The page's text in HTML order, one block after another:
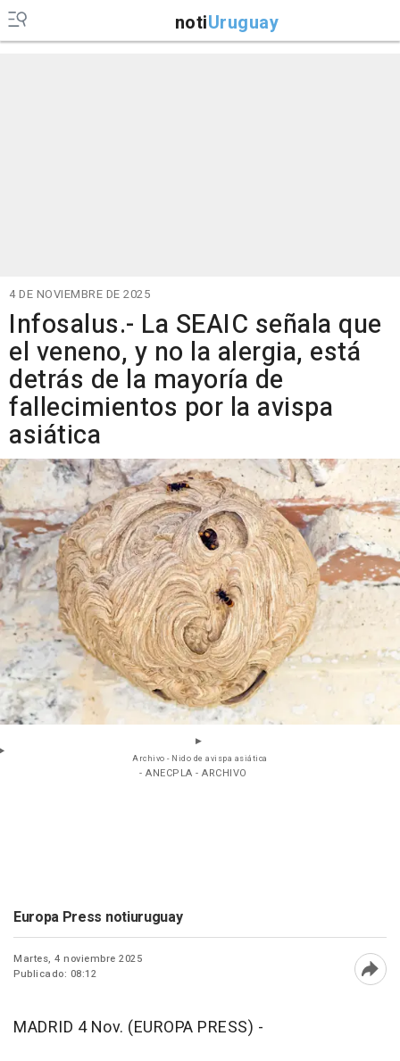
notiUruguay
4 DE NOVIEMBRE DE 2025
Infosalus.- La SEAIC señala que
el veneno, y no la alergia, está
detrás de la mayoría de
fallecimientos por la avispa
asiática
Archivo - Nido de avispa asiática
- ANECPLA - ARCHIVO
Europa Press notiuruguay
Martes, 4 noviembre 2025
Publicado: 08:12
MADRID 4 Nov. (EUROPA PRESS) -